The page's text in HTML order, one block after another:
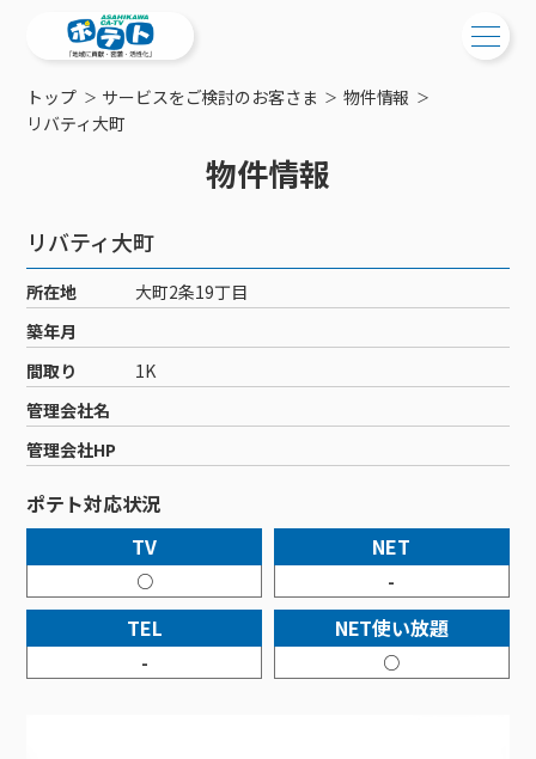
ご検討中の方
工事・配線について
新居をご検討中の方へ
ポテトを導入している集合住宅
物件情報
特典・キャンペーン
おトクな割引サービス
ご加入中の方
ご加入中のサービス確認・変更
WEBメール
サポートサービス
サポートサービストップ
リモートコール
回線速度測定
接続・設定⽅法
訪問サポート＆サポートパックサービス料⾦表
新着情報
メンテナンス・障害情報
ポテトからのプレゼント
イベントカレンダー
講座のご案内
サービス案内
サービス案内
ケーブルテレビ
ケーブルテレビトップ
チャンネル紹介
料⾦プラン
NHK衛星受信料団体⼀括⽀払
機器⼀覧
インターネット
インターネットトップ
料⾦プラン
Wi-Fiサービス
ポテトホーム防犯カメラ
オプションサービス
インターネットギガシェアプラン
固定電話
固定電話トップ
基本料⾦・通話料⾦
オプションサービス
auスマートバリュー
auまとめトーク
ポテトスマートフォントップ
料⾦プラン
機種⼀覧
オプションサービス
でんき
でんきトップ
ポラリンでんき×ポテト
ポテトでんき
暮らしを快適にするサービス
暮らしを快適にするサービストップ
ポテトライフメール
コミチャン
お困りの方はこちら
会社案内
メンテナンス
障害情報
トップ サービスをご検討のお客さま
物件情報
リバティ大町
物件情報
リバティ大町
所在地
大町2条19丁目
築年月
間取り
1K
管理会社名
管理会社HP
ポテト対応状況
TV
○
NET
-
TEL
-
NET使い放題
○